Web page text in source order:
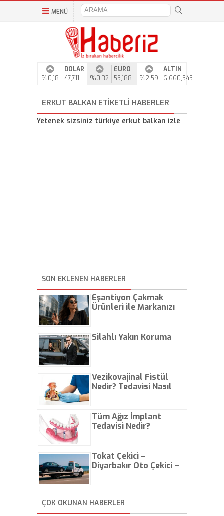
MENÜ
%0,18
DOLAR
47,711
%0,32
EURO
55,188
%2,59
ALTIN
6.660,545
ERKUT BALKAN ETIKETLI HABERLER
Yetenek sizsiniz türkiye erkut balkan izle
SON EKLENEN HABERLER
Eşantiyon Çakmak
Ürünleri ile Markanızı
Silahlı Yakın Koruma
Vezikovajinal Fistül
Nedir? Tedavisi Nasıl
Tüm Ağız İmplant
Tedavisi Nedir?
Tokat Çekici –
Diyarbakır Oto Çekici –
ÇOK OKUNAN HABERLER